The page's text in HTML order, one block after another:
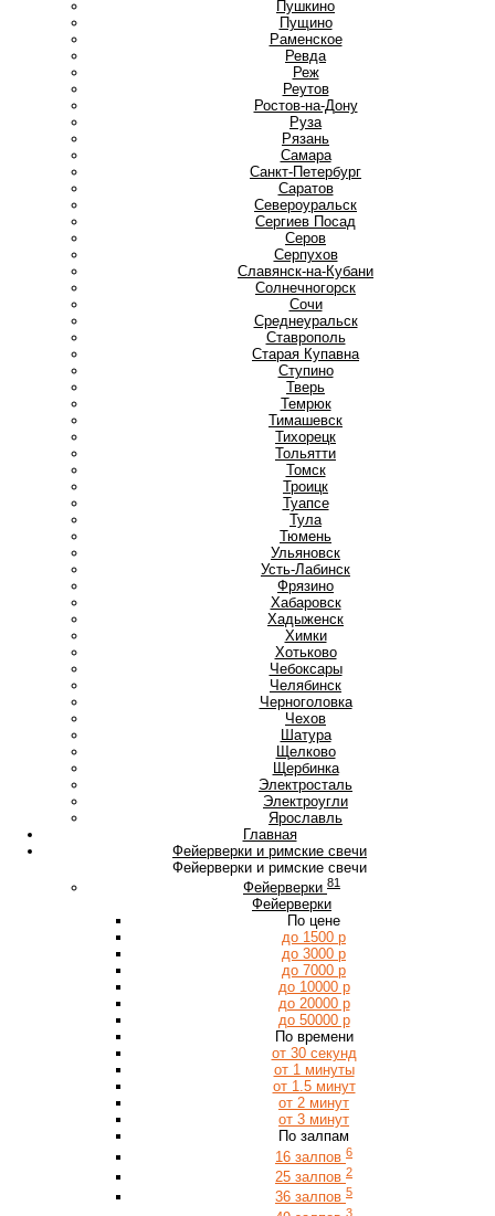
Пушкино
Пущино
Раменское
Ревда
Реж
Реутов
Ростов-на-Дону
Руза
Рязань
Самара
Санкт-Петербург
Саратов
Североуральск
Сергиев Посад
Серов
Серпухов
Славянск-на-Кубани
Солнечногорск
Сочи
Среднеуральск
Ставрополь
Старая Купавна
Ступино
Тверь
Темрюк
Тимашевск
Тихорецк
Тольятти
Томск
Троицк
Туапсе
Тула
Тюмень
Ульяновск
Усть-Лабинск
Фрязино
Хабаровск
Хадыженск
Химки
Хотьково
Чебоксары
Челябинск
Черноголовка
Чехов
Шатура
Щелково
Щербинка
Электросталь
Электроугли
Ярославль
Главная
Фейерверки и римские свечи
Фейерверки и римские свечи
Фейерверки 81
Фейерверки
По цене
до 1500 р
до 3000 р
до 7000 р
до 10000 р
до 20000 р
до 50000 р
По времени
от 30 секунд
от 1 минуты
от 1.5 минут
от 2 минут
от 3 минут
По залпам
16 залпов 6
25 залпов 2
36 залпов 5
3